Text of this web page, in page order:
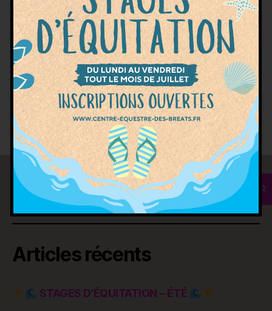
pour les chevaux ton métier ? Tu veux
apprendre, progresser et évoluer au sein d’une
structure dynamique et bienveillante ? Nous
recherchons pour la rentrée 2026 : 1 Apprenti(e)
AE (Animateur d’Équitation) 1 […]
Étiquettes
diplôme,équitation,moniteur d'équitation, poney-
club ,recrutement,rentrée équitation
Rechercher
RECHERCHER
Articles récents
STAGES D’ÉQUITATION – ÉTÉ